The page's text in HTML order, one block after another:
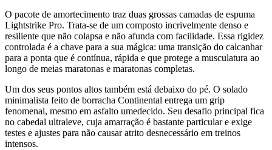
O pacote de amortecimento traz duas grossas camadas de espuma
Lightstrike Pro. Trata-se de um composto incrivelmente denso e
resiliente que não colapsa e não afunda com facilidade. Essa rigidez
controlada é a chave para a sua mágica: uma transição do calcanhar
para a ponta que é contínua, rápida e que protege a musculatura ao
longo de meias maratonas e maratonas completas.
Um dos seus pontos altos também está debaixo do pé. O solado
minimalista feito de borracha Continental entrega um grip
fenomenal, mesmo em asfalto umedecido. Seu desafio principal fica
no cabedal ultraleve, cuja amarração é bastante particular e exige
testes e ajustes para não causar atrito desnecessário em treinos
intensos.